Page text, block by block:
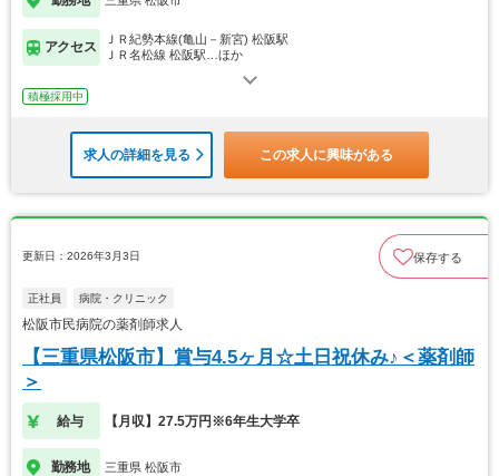
アクセス
ＪＲ紀勢本線(亀山－新宮) 松阪駅
ＪＲ名松線 松阪駅…ほか
積極採用中
求人の詳細を見る この求人に興味がある
更新日：2026年3月3日 保存する
正社員 病院・クリニック
松阪市民病院の薬剤師求人
【三重県松阪市】賞与4.5ヶ月☆土日祝休み♪＜薬剤師
＞
給与 【月収】27.5万円※6年生大学卒
勤務地 三重県 松阪市